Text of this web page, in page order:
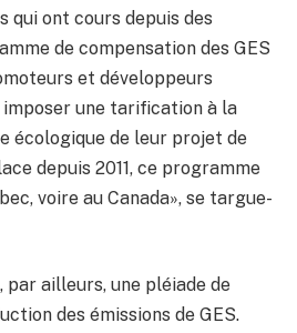
qui ont cours depuis des
de compensation des GES
et développeurs
une tarification à la
écologique de leur projet de
depuis 2011, ce programme
voire au Canada», se targue-
par ailleurs, une pléiade de
des émissions de GES.